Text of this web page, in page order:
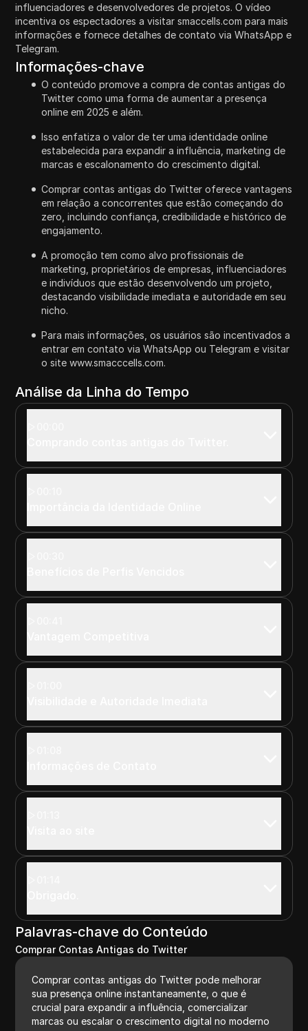
influenciadores e desenvolvedores de projetos. O vídeo
incentiva os espectadores a visitar smaccells.com para mais
informações e fornece detalhes de contato via WhatsApp e
Telegram.
Informações-chave
O conteúdo promove a compra de contas antigas do
Twitter como uma forma de aumentar a presença
online em 2025 e além.
Isso enfatiza o valor de ter uma identidade online
estabelecida para expandir a influência, marketing de
marcas e escalonamento do crescimento digital.
Comprar contas antigas do Twitter oferece vantagens
em relação a concorrentes que estão começando do
zero, incluindo confiança, credibilidade e histórico de
engajamento.
A promoção tem como alvo profissionais de
marketing, proprietários de empresas, influenciadores
e indivíduos que estão desenvolvendo um projeto,
destacando visibilidade imediata e autoridade em seu
nicho.
Para mais informações, os usuários são incentivados a
entrar em contato via WhatsApp ou Telegram e visitar
o site www.smacccells.com.
Análise da Linha do Tempo
Palavras-chave do Conteúdo
Comprar Contas Antigas do Twitter
Comprar contas antigas do Twitter pode melhorar
sua presença online instantaneamente, o que é
crucial para expandir a influência, comercializar
marcas ou escalar o crescimento digital no moderno